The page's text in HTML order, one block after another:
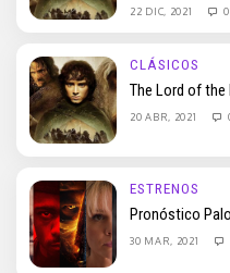
22 DIC, 2021 0
CLÁSICOS
The Lord of the
20 ABR, 2021
ESTRENOS
Pronóstico
30 MAR, 2021